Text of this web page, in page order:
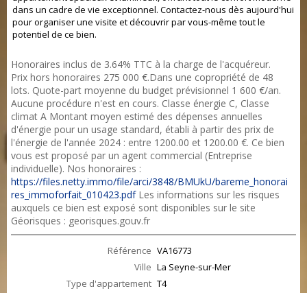
dans un cadre de vie exceptionnel. Contactez-nous dès aujourd'hui
pour organiser une visite et découvrir par vous-même tout le
potentiel de ce bien.
Honoraires inclus de 3.64% TTC à la charge de l'acquéreur.
Prix hors honoraires 275 000 €.Dans une copropriété de 48
lots. Quote-part moyenne du budget prévisionnel 1 600 €/an.
Aucune procédure n'est en cours. Classe énergie C, Classe
climat A Montant moyen estimé des dépenses annuelles
d'énergie pour un usage standard, établi à partir des prix de
l'énergie de l'année 2024 : entre 1200.00 et 1200.00 €. Ce bien
vous est proposé par un agent commercial (Entreprise
individuelle). Nos honoraires :
https://files.netty.immo/file/arci/3848/BMUkU/bareme_honorai
res_immoforfait_010423.pdfLes informations sur les risques
auxquels ce bien est exposé sont disponibles sur le site
Géorisques : georisques.gouv.fr
Référence VA16773
Ville La Seyne-sur-Mer
Type d'appartement T4